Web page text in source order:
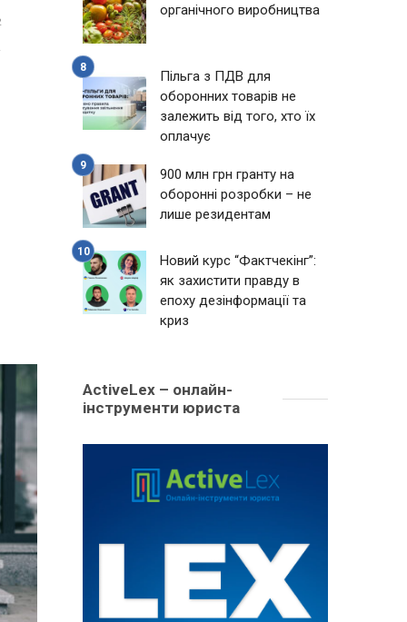
органічного виробництва
Пільга з ПДВ для
оборонних товарів не
залежить від того, хто їх
оплачує
900 млн грн гранту на
оборонні розробки – не
лише резидентам
Новий курс “Фактчекінг”:
як захистити правду в
епоху дезінформації та
криз
ActiveLex – онлайн-
інструменти юриста